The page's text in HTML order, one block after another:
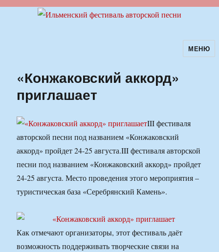
Ильменский фестиваль авторскойМЕНЮ
«Конжаковский аккорд»
приглашает
III фестиваля
авторской песни под названием «Конжаковский
аккорд» пройдет 24-25 августа.III фестиваля авторской
песни под названием «Конжаковский аккорд» пройдет
24-25 августа. Место проведения этого мероприятия –
туристическая база «Серебрянский Камень».
Как отмечают организаторы, этот фестиваль даёт
возможность поддерживать творческие связи на